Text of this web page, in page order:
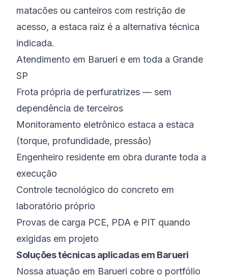
matacões ou canteiros com restrição de
acesso, a estaca raiz é a alternativa técnica
indicada.
Atendimento em Barueri e em toda a Grande
SP
Frota própria de perfuratrizes — sem
dependência de terceiros
Monitoramento eletrônico estaca a estaca
(torque, profundidade, pressão)
Engenheiro residente em obra durante toda a
execução
Controle tecnológico do concreto em
laboratório próprio
Provas de carga PCE, PDA e PIT quando
exigidas em projeto
Soluções técnicas aplicadas em Barueri
Nossa atuação em Barueri cobre o portfólio